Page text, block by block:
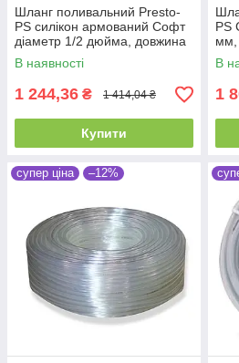
Шланг поливальний Presto-
PS силікон армований Софт
діаметр 1/2 дюйма, довжина
50 м (SFN1/2 50)
В наявності
1 244,36 ₴ 1 414,04 ₴
Купити
PS
мм,
10
В
1
супер ціна –12%